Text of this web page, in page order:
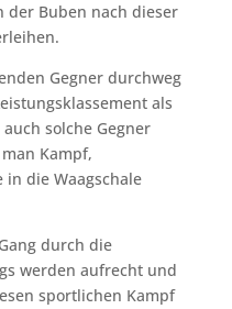
der Buben nach dieser
Gegner durchweg
als
solche Gegner
Kampf,
in die Waagschale
durch die
werden aufrecht und
sportlichen Kampf